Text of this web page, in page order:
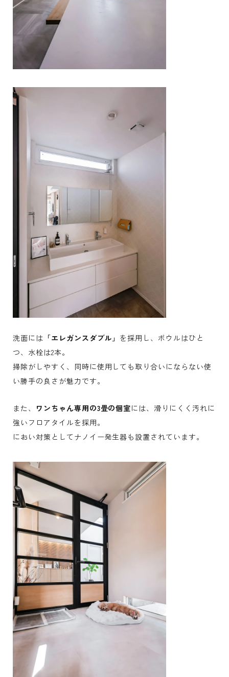
洗面には 「エレガンスダブル」 を採用し、ボウルはひと
つ、水栓は2本。
掃除がしやすく、同時に使用しても取り合いにならない使
い勝手の良さが魅力です。
また、 ワンちゃん専用の3畳の個室には、滑りにくく汚れに
強いフロアタイルを採用。
におい対策としてナノイー発生器も設置されています。